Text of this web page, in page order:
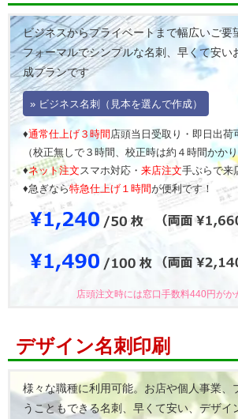
ビジネスからプライベートまで幅広いご要
フォーマルでシンプルな名刺、早くて安い
成プランです
» ビジネス名刺（見本を選んで作成）
♦通常仕上げ３時間 店頭当日受取り・即日出荷
（校正無しで３時間、校正時は約４時間かかり
♦ネット注文スマホ対応・ 来店注文手ぶらで来
♦急ぎなら特急仕上げ１時間が便利です！
店頭注文時には窓口手数料440円がか
デザイン名刺印刷
様々な職種に利用可能。お店や個人事業、
うこともできる名刺、早くて安い、デザイ